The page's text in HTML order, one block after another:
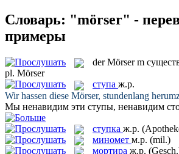
Словарь: "mörser" -
примеры
derMörser m
pl. Mörser
ступа ж.р.
Wir hassen diese Mörser, stundenlang
Мы ненавидим эти ступы, ненавидим
ступка ж.р.
миномет м.р. (mil.)
мортира ж.р.